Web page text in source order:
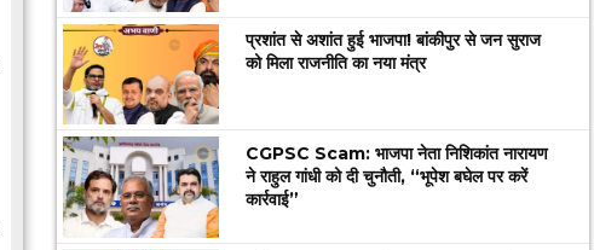
प्रशांत से अशांत हुई भाजपा! बांकीपुर से जन सुराज
को मिला राजनीति का नया मंत्र
CGPSC Scam: भाजपा नेता निशिकांत नारायण
ने राहुल गांधी को दी चुनौती, “भूपेश बघेल पर करें
कार्रवाई”